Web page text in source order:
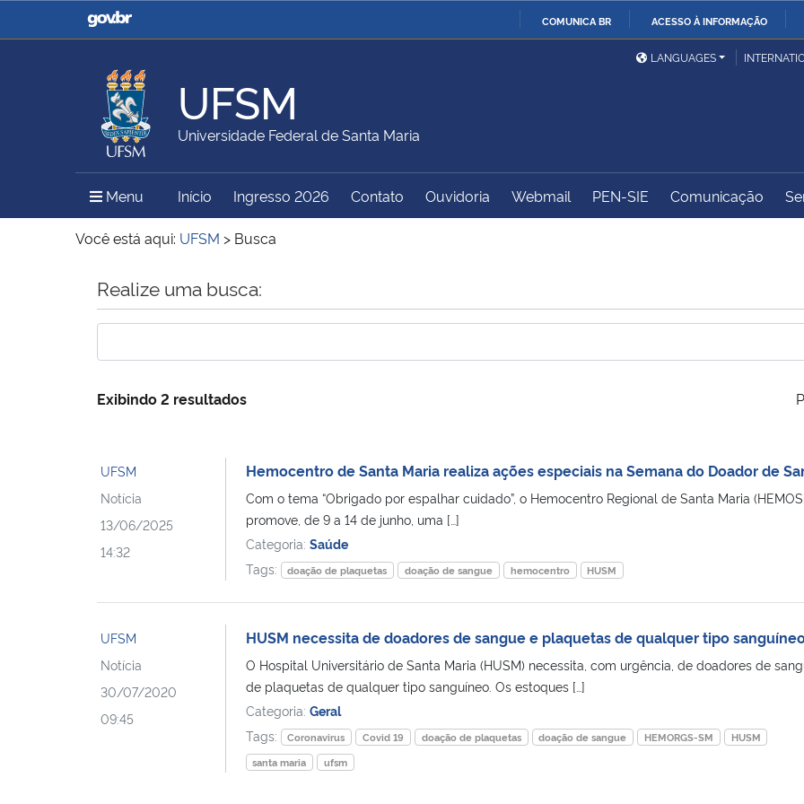
COMUNICA BR ACESSO À INFORMAÇÃO
Casa Civil
Ministério da Justiça e
Ministério da Defesa
Ministério das Relações
Exteriores
Ministério da Agricultura,
Pecuária e Abastecimento
Ministério da Educação
Ministério do Meio Ambiente Ministério do Turismo
Ministério do
Controladoria-Geral da
LANGUAGES
UFSM
Universidade Federal de Santa Maria
Menu Menu Principal do Sítio
Início Ingresso 2026 Contato Ouvidoria Webmail PEN-SIE Comunicação
Você está aqui: UFSM > Busca
Início do conteúdo
Realize uma busca:
Exibindo 2 resultados
UFSM
Notícia
13/06/2025
14:32
Hemocentro de Santa Maria realiza ações especiais na Semana do Doador de
Com o tema “Obrigado por espalhar cuidado”, o Hemocentro Regional de Santa Maria
promove, de 9 a 14 de junho, uma […]
Categoria: Saúde
Tags:
doação de plaquetas doação de sangue hemocentro HUSM
UFSM
Notícia
30/07/2020
09:45
HUSM necessita de doadores de sangue e plaquetas de qualquer tipo
O Hospital Universitário de Santa Maria (HUSM) necessita, com urgência, de doadores de
de plaquetas de qualquer tipo sanguíneo. Os estoques […]
Categoria: Geral
Tags:
Coronavirus Covid 19 doação de plaquetas doação de sangue HEMORGS-SM
HUSM
santa maria
ufsm